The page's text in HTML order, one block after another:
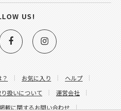
お気に入り
ヘルプ
扱いについて
運営会社
載に関するお問い合わせ
US!